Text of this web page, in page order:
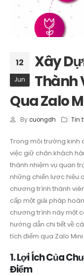
12
Jun
Xây
Thành
Qua Zalo
By cuongdh Tin
Trong môi trường kinh
việc giữ chân khách
thành nhiệm vụ quan
những chiến lược hiệu
chương trình thành
cấp một giải pháp
chương trình này một
hướng dẫn chi tiết về
tích điểm qua Zalo
1. Lợi Ích Của
Điểm